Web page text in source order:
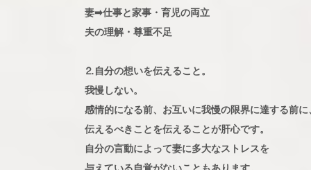
妻➡仕事と家事・育児の両立
夫の理解・尊重不足
⒉自分の想いを伝えること。
我慢しない。
感情的になる前、お互いに我慢の限界に達する前に
伝えるべきことを伝えることが肝心です。
自分の言動によって妻に多大なストレスを